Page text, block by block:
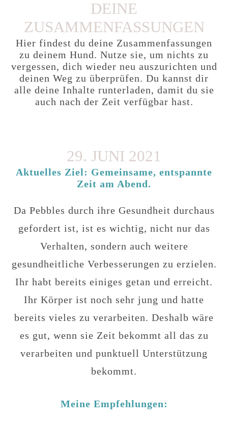
DEINE
ZUSAMMENFASSUNGEN
Hier findest du deine Zusammenfassungen
zu deinem Hund. Nutze sie, um nichts zu
vergessen, dich wieder neu auszurichten und
deinen Weg zu überprüfen. Du kannst dir
alle deine Inhalte runterladen, damit du sie
auch nach der Zeit verfügbar hast.
29. JUNI 2021
Aktuelles Ziel: Gemeinsame, entspannte
Zeit am Abend.
Da Pebbles durch ihre Gesundheit durchaus
gefordert ist, ist es wichtig, nicht nur das
Verhalten, sondern auch weitere
gesundheitliche Verbesserungen zu erzielen.
Ihr habt bereits einiges getan und erreicht.
Ihr Körper ist noch sehr jung und hatte
bereits vieles zu verarbeiten. Deshalb wäre
es gut, wenn sie Zeit bekommt all das zu
verarbeiten und punktuell Unterstützung
bekommt.
Meine Empfehlungen: